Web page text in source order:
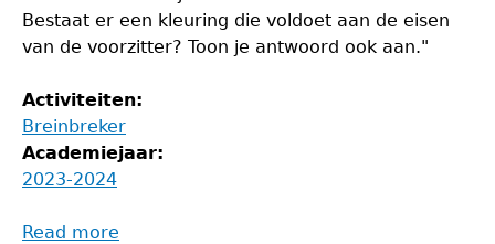
Bestaat er een kleuring die voldoet aan de eisen
van de voorzitter? Toon je antwoord ook aan."
Activiteiten:
Breinbreker
Academiejaar:
2023-2024
Read more